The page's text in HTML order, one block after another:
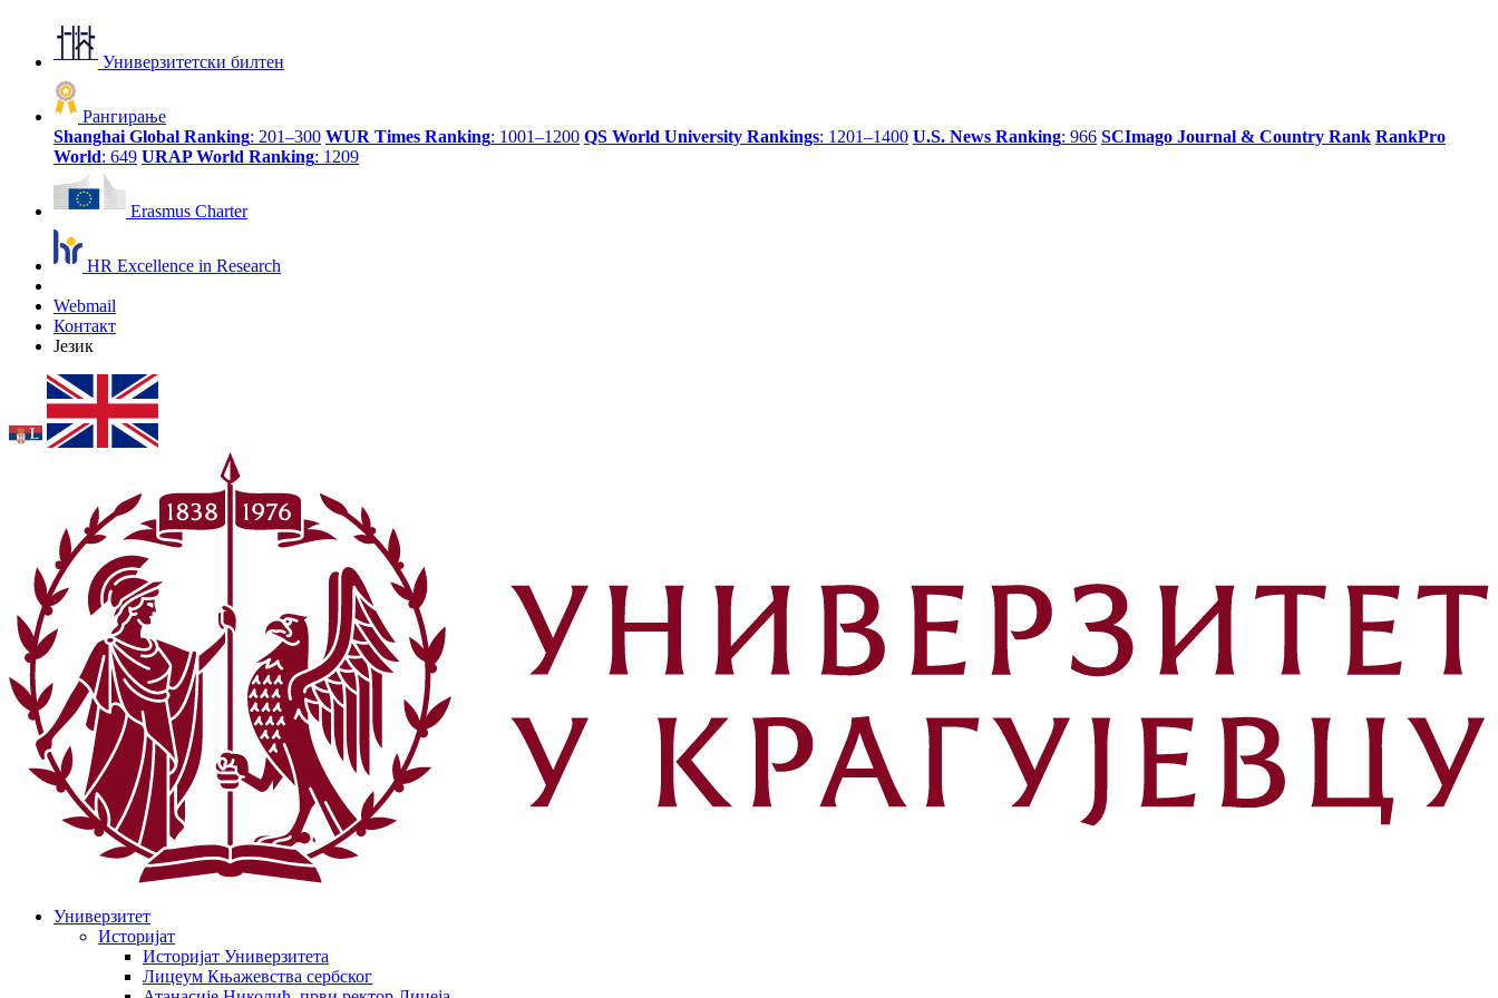
Универзитетски билтен
Рангирање
Shanghai Global Ranking: 201–300 WUR Times Ranking: 1001–1200 QS World University Rankings: 1201–1400 U.S. News Ranking: 966 SCImago Journal & Country Rank RankPro
World: 649 URAP World Ranking: 1209
Erasmus Charter
HR Excellence in Research
Webmail
Контакт
Језик
Универзитет
Историјат
Историјат Универзитета
Лицеум Књажевства сербског